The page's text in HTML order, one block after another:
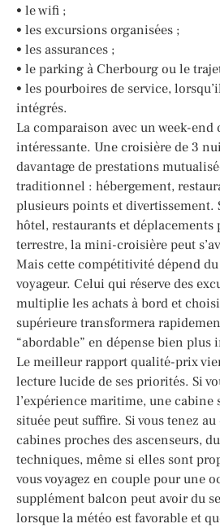
• le wifi ;
• les excursions organisées ;
• les assurances ;
• le parking à Cherbourg ou le
• les pourboires de service,
intégrés.
La comparaison avec un week-end
intéressante. Une croisière de 3
davantage de prestations
traditionnel : hébergement,
plusieurs points et divertissement.
hôtel, restaurants et
terrestre, la mini-croisière peut
Mais cette compétitivité dépend
voyageur. Celui qui réserve des
multiplie les achats à bord et
supérieure transformera
“abordable” en dépense bien plus
Le meilleur rapport qualité-prix
lecture lucide de ses priorités. Si
l’expérience maritime, une cabine
située peut suffire. Si vous tenez
cabines proches des ascenseurs,
techniques, même si elles sont
vous voyagez en couple pour une
supplément balcon peut avoir du
lorsque la météo est favorable et